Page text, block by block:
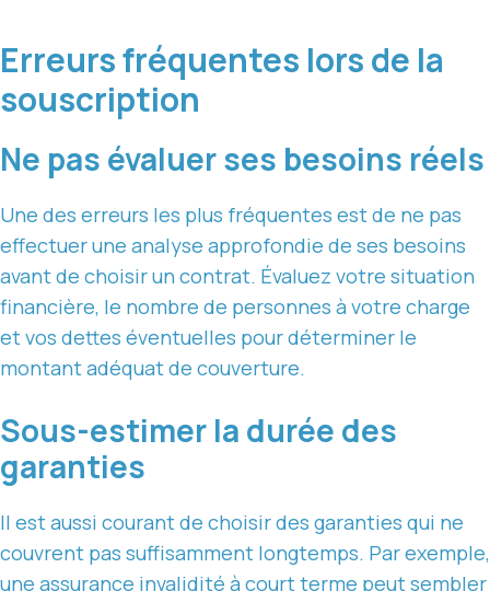
Erreurs fréquentes lors de la
souscription
Ne pas évaluer ses besoins réels
Une des erreurs les plus fréquentes est de ne pas
effectuer une analyse approfondie de ses besoins
avant de choisir un contrat. Évaluez votre situation
financière, le nombre de personnes à votre charge
et vos dettes éventuelles pour déterminer le
montant adéquat de couverture.
Sous-estimer la durée des
garanties
Il est aussi courant de choisir des garanties qui ne
couvrent pas suffisamment longtemps. Par exemple,
une assurance invalidité à court terme peut sembler